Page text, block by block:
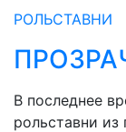
РОЛЬСТАВНИ
В последнее
рольставни из